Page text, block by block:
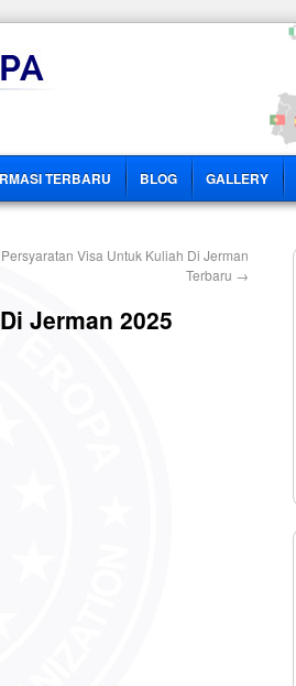
TERBARU BLOG GALLERY
Visa Untuk Kuliah Di Jerman
Terbaru →
Jerman 2025